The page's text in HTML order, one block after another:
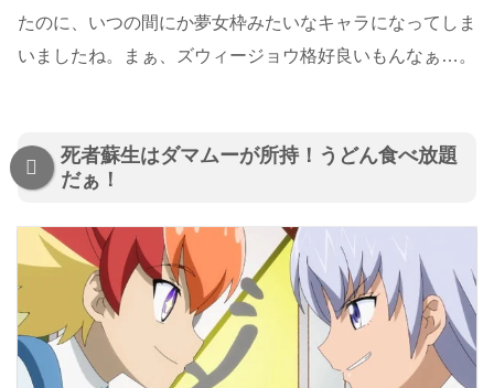
たのに、いつの間にか夢女枠みたいなキャラになってしま
いましたね。まぁ、ズウィージョウ格好良いもんなぁ…。
死者蘇生はダマムーが所持！うどん食べ放題
だぁ！